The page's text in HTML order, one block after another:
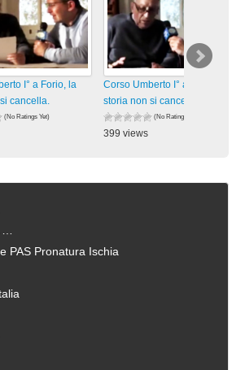
I° a Forio, la
cancella.
(No Ratings Yet)
Corso Umberto I° a Forio, la
storia non si cancella.
(No Ratings Yet)
399 views
PAS Pronatura Ischia